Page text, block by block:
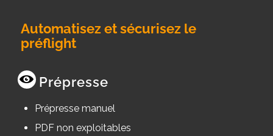
Automatisez et sécurisez le
préflight
Prépresse
Prépresse manuel
PDF non exploitables